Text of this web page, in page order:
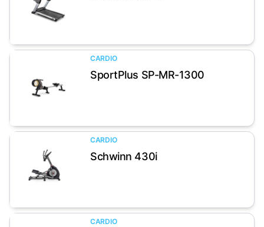
Artikel anzeigen
Artikel anzeigen
CARDIO
SportPlus SP-MR-1300
Artikel anzeigen
CARDIO
Schwinn 430i
CARDIO